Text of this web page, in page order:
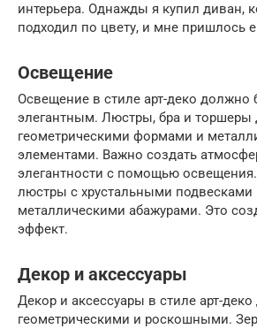
интерьера. Однажды я купил диван,
подходил по цвету, и мне пришлось
Освещение
Освещение в стиле арт-деко должно
элегантным. Люстры, бра и
геометрическими формами и
элементами. Важно создать
элегантности с помощью
люстры с хрустальными подвесками
металлическими абажурами. Это
эффект.
Декор и аксессуары
Декор и аксессуары в стиле арт-
геометрическими и роскошными.